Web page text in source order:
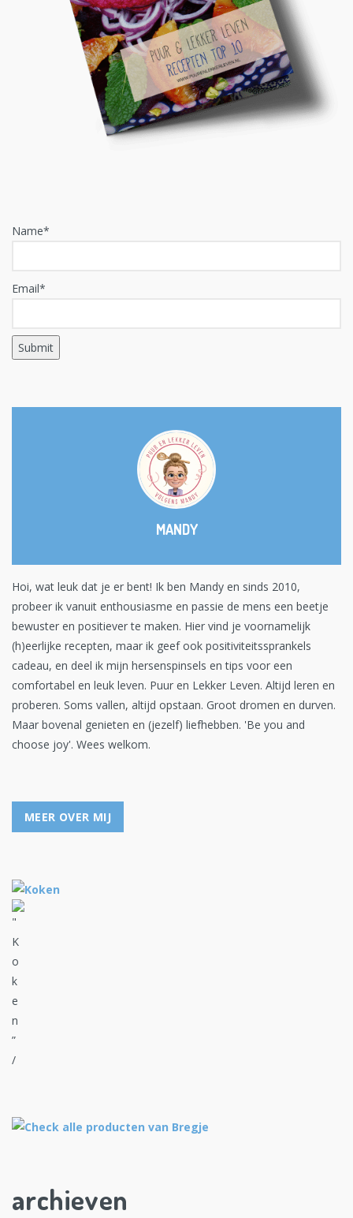
Name*
Email*
MANDY
Hoi, wat leuk dat je er bent! Ik ben Mandy en sinds 2010,
probeer ik vanuit enthousiasme en passie de mens een beetje
bewuster en positiever te maken. Hier vind je voornamelijk
(h)eerlijke recepten, maar ik geef ook positiviteitssprankels
cadeau, en deel ik mijn hersenspinsels en tips voor een
comfortabel en leuk leven. Puur en Lekker Leven. Altijd leren en
proberen. Soms vallen, altijd opstaan. Groot dromen en durven.
Maar bovenal genieten en (jezelf) liefhebben. 'Be you and
choose joy'. Wees welkom.
MEER OVER MIJ
archieven